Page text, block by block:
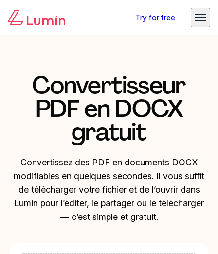
Try for free
Convertisseur
PDF en DOCX
gratuit
Convertissez des PDF en documents DOCX
modifiables en quelques secondes. Il vous suffit
de télécharger votre fichier et de l’ouvrir dans
Lumin pour l’éditer, le partager ou le télécharger
— c’est simple et gratuit.